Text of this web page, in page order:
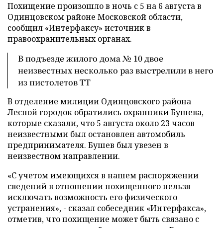
Похищение произошло в ночь с 5 на 6 августа в
Одинцовском районе Московской области,
сообщил «Интерфаксу» источник в
правоохранительных органах.
В подъезде жилого дома № 10 двое
неизвестных несколько раз выстрелили в него
из пистолетов ТТ
В отделение милиции Одинцовского района
Лесной городок обратились охранники Бушева,
которые сказали, что 5 августа около 23 часов
неизвестными был остановлен автомобиль
предпринимателя. Бушев был увезен в
неизвестном направлении.
«С учетом имеющихся в нашем распоряжении
сведений в отношении похищенного нельзя
исключать возможность его физического
устранения», - сказал собеседник «Интерфакса»,
отметив, что похищение может быть связано с